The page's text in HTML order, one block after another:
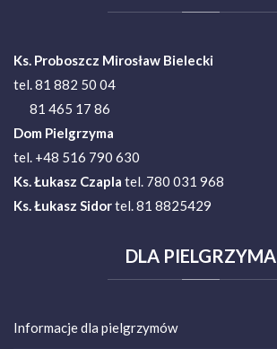
Ks. Proboszcz Mirosław Bielecki
tel. 81 882 50 04
81 465 17 86
Dom Pielgrzyma
tel. +48 516 790 630
Ks.Łukasz Czapla tel. 780 031 968
Ks. Łukasz Sidortel. 81 8825429
DLA PIELGRZYMA
Informacje dla pielgrzymów